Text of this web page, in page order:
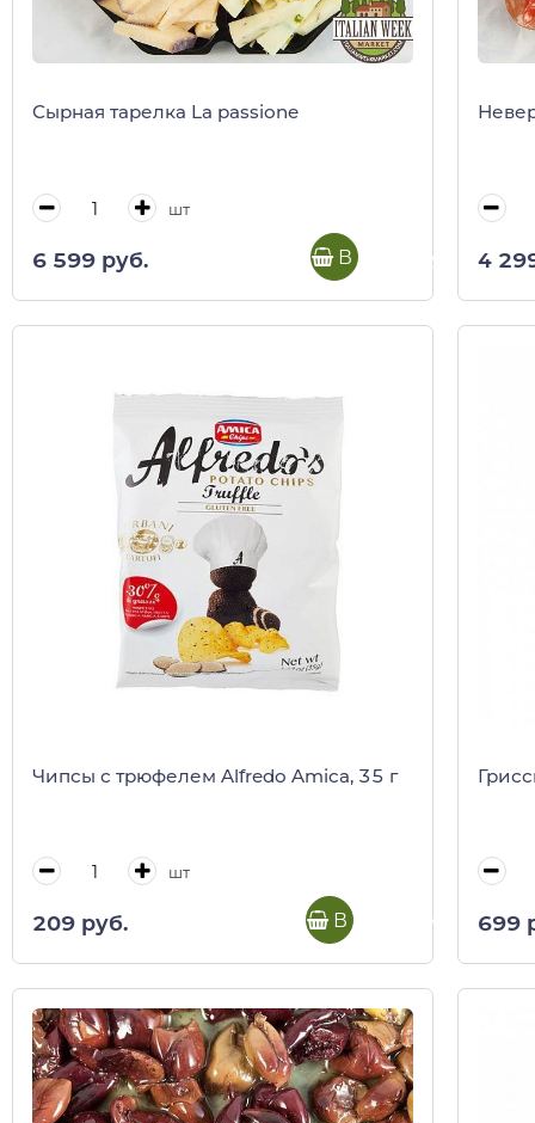
Сырная тарелка La passione
шт
6 599 руб. В корзину 4
Чипсы с трюфелем Alfredo Amica, 35 г
шт
209 руб. В корзину 699